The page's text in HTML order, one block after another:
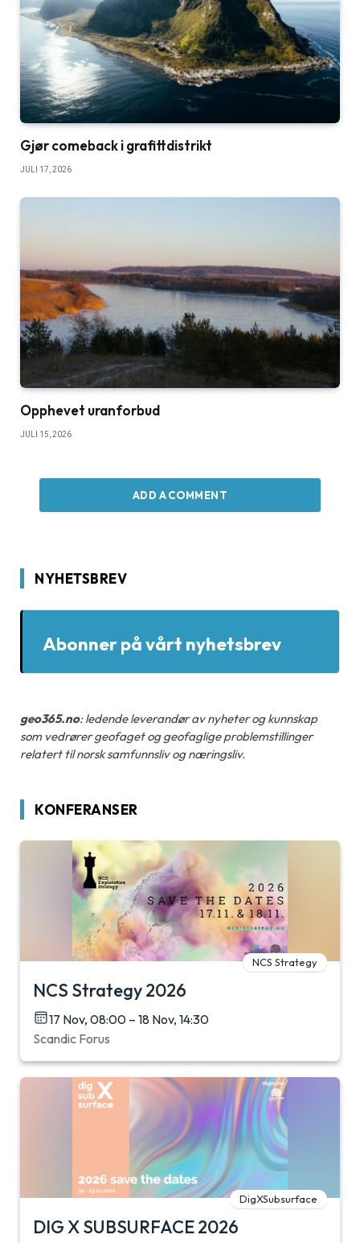
Gjør comeback i grafittdistrikt
JULI 17, 2026
Opphevet uranforbud
JULI 15, 2026
ADD A COMMENT
NYHETSBREV
Abonner på vårt nyhetsbrev
geo365.no: ledende leverandør av nyheter og kunnskap
som vedrører geofaget og geofaglige problemstillinger
relatert til norsk samfunnsliv og næringsliv.
KONFERANSER
NCS Strategy
NCS Strategy 2026
17 Nov, 08:00 – 18 Nov, 14:30
Scandic Forus
DigXSubsurface
DIG X SUBSURFACE 2026